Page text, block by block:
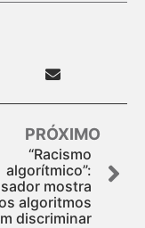
PRÓXIMO
“Racismo
algorítmico”:
mostra
algoritmos
discriminar